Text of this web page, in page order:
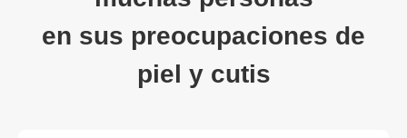
en sus preocupaciones de
piel y cutis